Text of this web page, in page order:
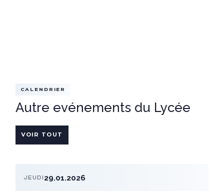
CALENDRIER
Autre evénements du Lycée
VOIR TOUT
JEUDI 29.01.2026